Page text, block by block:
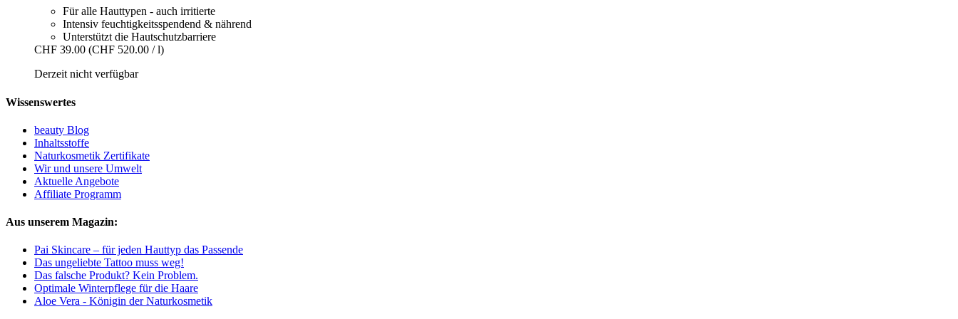
Für alle Hauttypen - auch irritierte
Intensiv feuchtigkeitsspendend & nährend
Unterstützt die Hautschutzbarriere
CHF 39.00 (CHF 520.00 / l)
Derzeit nicht verfügbar
Wissenswertes
beauty Blog
Inhaltsstoffe
Naturkosmetik Zertifikate
Wir und unsere Umwelt
Aktuelle Angebote
Affiliate Programm
Aus unserem Magazin:
Pai Skincare – für jeden Hauttyp das Passende
Das ungeliebte Tattoo muss weg!
Das falsche Produkt? Kein Problem.
Optimale Winterpflege für die Haare
Aloe Vera - Königin der Naturkosmetik